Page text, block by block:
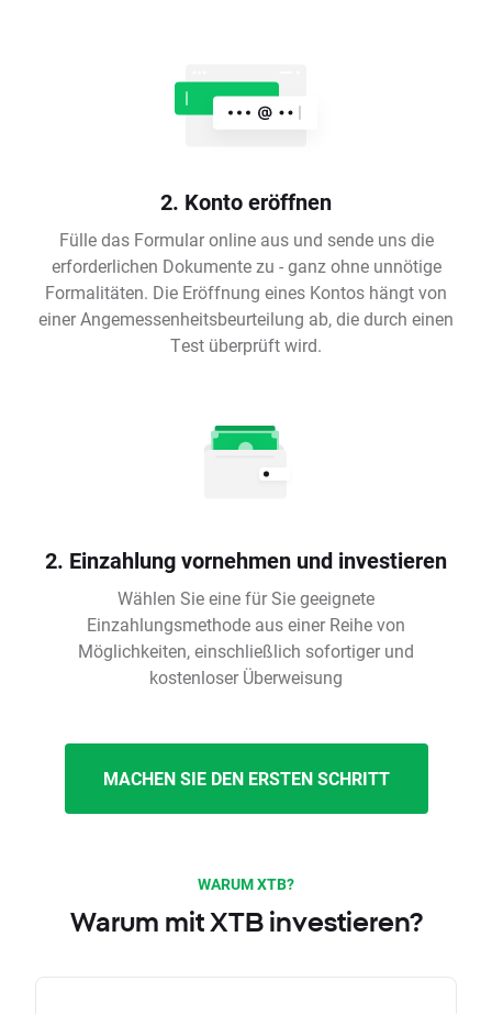
2. Konto eröffnen
Fülle das Formular online aus und sende uns die
erforderlichen Dokumente zu - ganz ohne unnötige
Formalitäten. Die Eröffnung eines Kontos hängt von
einer Angemessenheitsbeurteilung ab, die durch einen
Test überprüft wird.
2. Einzahlung vornehmen und investieren
Wählen Sie eine für Sie geeignete
Einzahlungsmethode aus einer Reihe von
Möglichkeiten, einschließlich sofortiger und
kostenloser Überweisung
MACHEN SIE DEN ERSTEN SCHRITT
WARUM XTB?
Warum mit XTB investieren?